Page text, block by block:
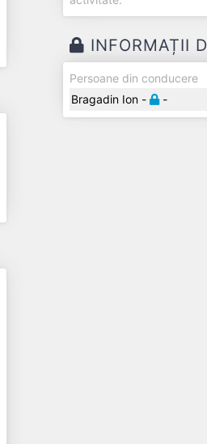
INFORMAȚII
Persoane din conducere
Bragadin Ion -
-